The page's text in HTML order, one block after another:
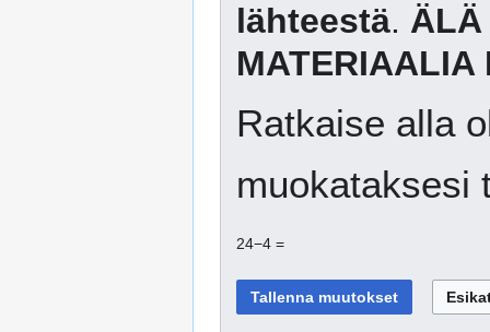
lähteestä. ÄLÄ
MATERIAALIA
Ratkaise alla
muokataksesi
24−4 =